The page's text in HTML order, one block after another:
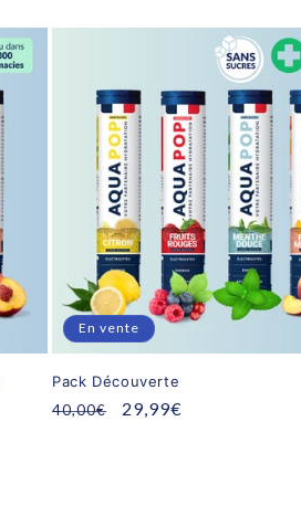
En vente
Pack Découverte
Prix
40,00€
Prix
29,99€